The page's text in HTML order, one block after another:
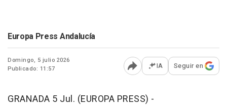
Europa Press Andalucía
Domingo, 5 julio 2026
Publicado: 11:57
Abrir opciones para
IA Seguir en
GRANADA 5 Jul. (EUROPA PRESS) -